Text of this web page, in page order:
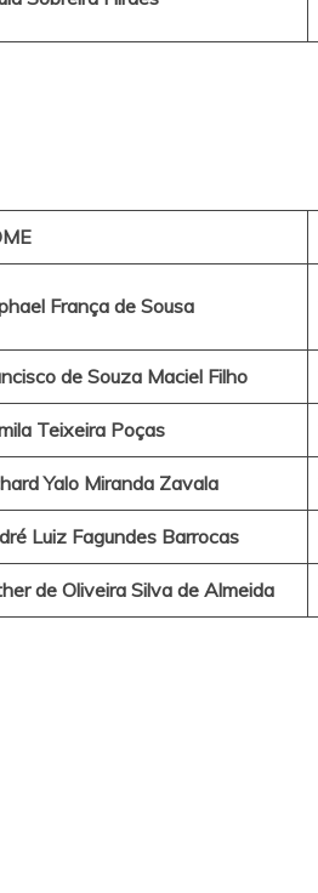
França de Sousa
de Souza Maciel Filho
Teixeira Poças
Yalo Miranda Zavala
Luiz Fagundes Barrocas
de Oliveira Silva de Almeida